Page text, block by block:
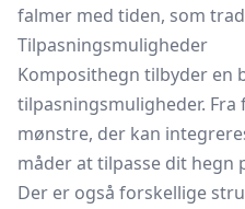
falmer med tiden, som
Tilpasningsmuligheder
Komposithegn tilbyder en
tilpasningsmuligheder.
mønstre, der kan
måder at tilpasse dit hegn
Der er også forskellige